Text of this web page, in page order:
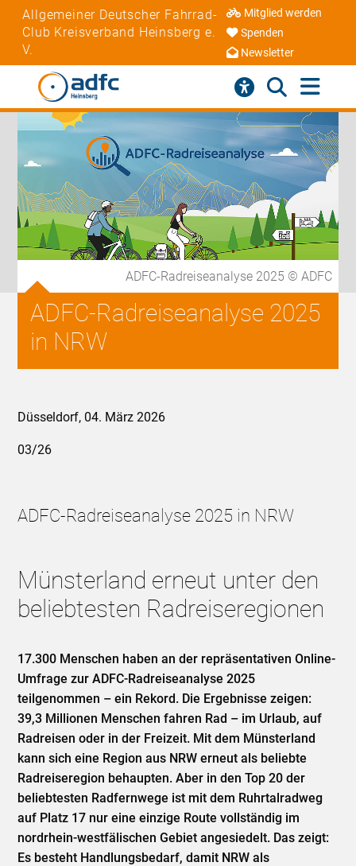
Allgemeiner Deutscher Fahrrad-
Club Kreisverband Heinsberg e.
V.
Mitglied werden
Spenden
Newsletter
ADFC-Radreiseanalyse 2025 © ADFC
ADFC-Radreiseanalyse 2025
in NRW
Düsseldorf, 04. März 2026
03/26
ADFC-Radreiseanalyse 2025 in NRW
Münsterland erneut unter den
beliebtesten Radreiseregionen
17.300 Menschen haben an der repräsentativen Online-
Umfrage zur ADFC-Radreiseanalyse 2025
teilgenommen – ein Rekord. Die Ergebnisse zeigen:
39,3 Millionen Menschen fahren Rad – im Urlaub, auf
Radreisen oder in der Freizeit. Mit dem Münsterland
kann sich eine Region aus NRW erneut als beliebte
Radreiseregion behaupten. Aber in den Top 20 der
beliebtesten Radfernwege ist mit dem Ruhrtalradweg
auf Platz 17 nur eine einzige Route vollständig im
nordrhein-westfälischen Gebiet angesiedelt. Das zeigt:
Es besteht Handlungsbedarf, damit NRW als